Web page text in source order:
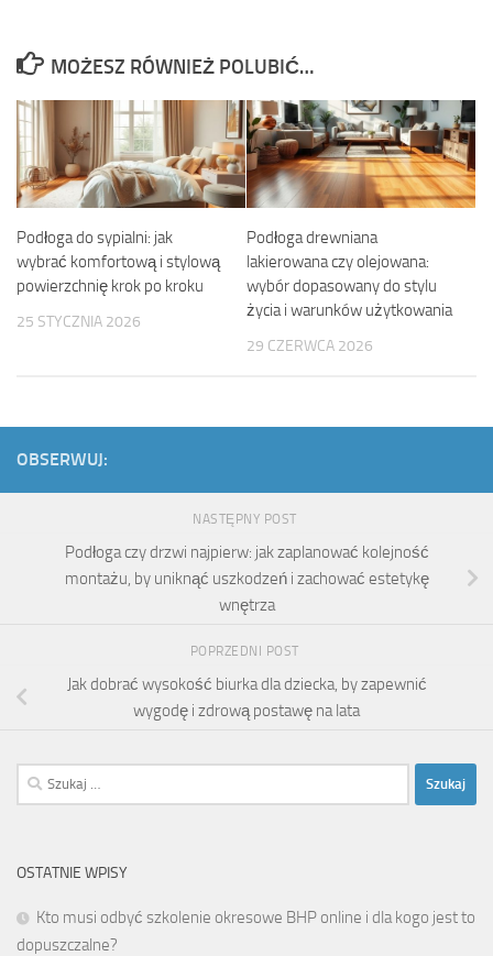
MOŻESZ RÓWNIEŻ POLUBIĆ…
Podłoga do sypialni: jak
wybrać komfortową i stylową
powierzchnię krok po kroku
25 STYCZNIA 2026
Podłoga drewniana
lakierowana czy olejowana:
wybór dopasowany do stylu
życia i warunków użytkowania
29 CZERWCA 2026
OBSERWUJ:
NASTĘPNY POST
Podłoga czy drzwi najpierw: jak zaplanować kolejność
montażu, by uniknąć uszkodzeń i zachować estetykę
wnętrza
POPRZEDNI POST
Jak dobrać wysokość biurka dla dziecka, by zapewnić
wygodę i zdrową postawę na lata
Szukaj:
OSTATNIE WPISY
Kto musi odbyć szkolenie okresowe BHP online i dla kogo jest to
dopuszczalne?